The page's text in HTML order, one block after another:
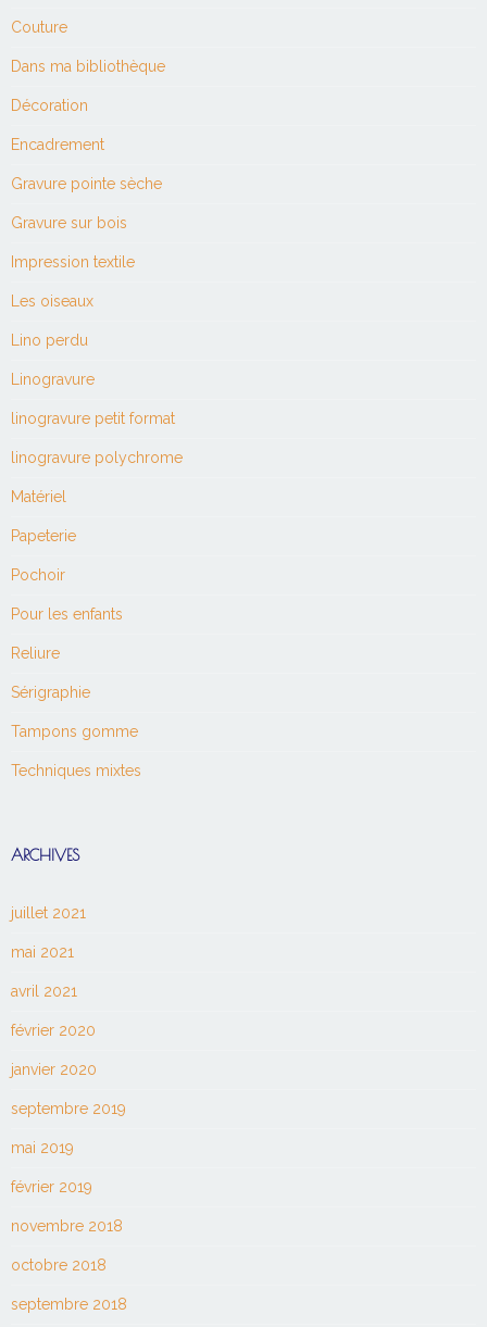
Couture
Dans ma bibliothèque
Décoration
Encadrement
Gravure pointe sèche
Gravure sur bois
Impression textile
Les oiseaux
Lino perdu
Linogravure
linogravure petit format
linogravure polychrome
Matériel
Papeterie
Pochoir
Pour les enfants
Reliure
Sérigraphie
Tampons gomme
Techniques mixtes
ARCHIVES
juillet 2021
mai 2021
avril 2021
février 2020
janvier 2020
septembre 2019
mai 2019
février 2019
novembre 2018
octobre 2018
septembre 2018